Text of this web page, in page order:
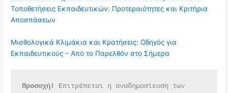
Τοποθετήσεις Εκπαιδευτικών: Προτεραιότητες και Κριτήρια
Αποσπάσεων
Μισθολογικά Κλιμάκια και Κρατήσεις: Οδηγός για
Εκπαιδευτικούς – Από το Παρελθόν στο Σήμερα
Προσοχή!
Επιτρέπεται η αναδημοσίευση των